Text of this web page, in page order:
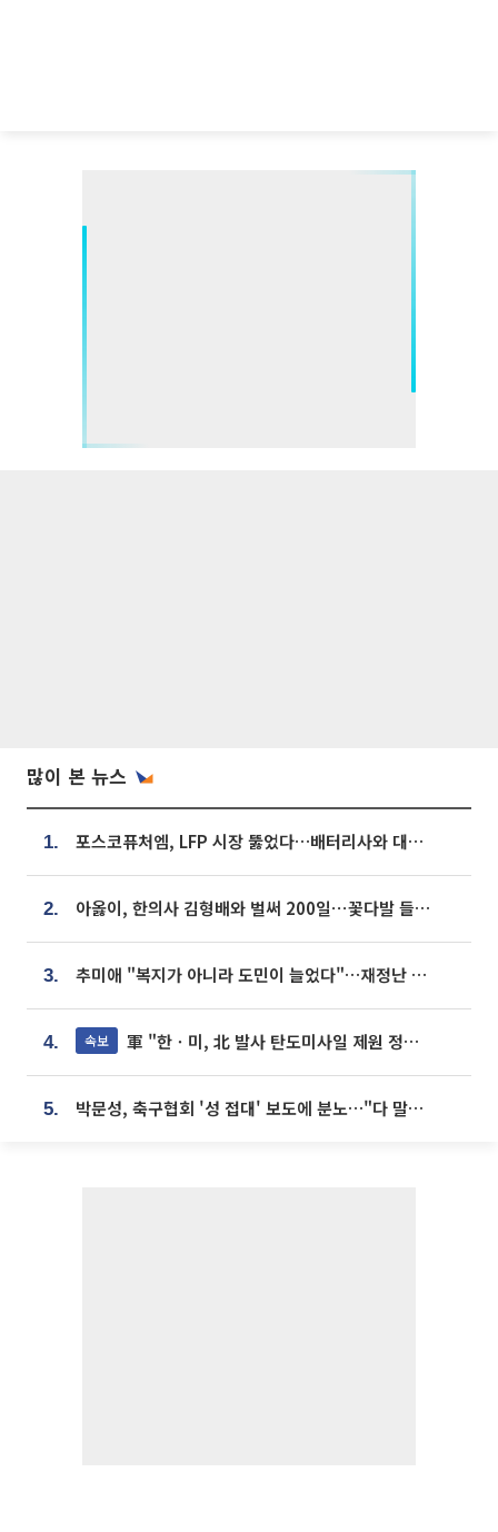
많이 본 뉴스
1. 포스코퓨처엠, LFP 시장 뚫었다…배터리사와 대규모 장기 공급 합의
2. 아옳이, 한의사 김형배와 벌써 200일⋯꽃다발 들고 "프러포즈 아냐"
3. 추미애 "복지가 아니라 도민이 늘었다"…재정난 책임론 정면돌파
4. 속보 軍 "한ㆍ미, 北 발사 탄도미사일 제원 정밀분석 중"
5. 박문성, 축구협회 '성 접대' 보도에 분노…"다 말아먹으려고 작정했나"